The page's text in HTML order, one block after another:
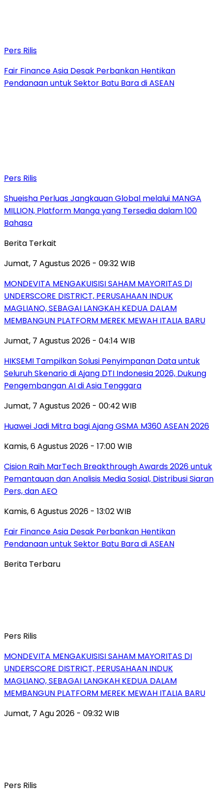
Pers Rilis
Fair Finance Asia Desak Perbankan Hentikan
Pendanaan untuk Sektor Batu Bara di ASEAN
Pers Rilis
Shueisha Perluas Jangkauan Global melalui MANGA
MILLION, Platform Manga yang Tersedia dalam 100
Bahasa
Berita Terkait
Jumat, 7 Agustus 2026 - 09:32 WIB
MONDEVITA MENGAKUISISI SAHAM MAYORITAS DI
UNDERSCORE DISTRICT, PERUSAHAAN INDUK
MAGLIANO, SEBAGAI LANGKAH KEDUA DALAM
MEMBANGUN PLATFORM MEREK MEWAH ITALIA BARU
Jumat, 7 Agustus 2026 - 04:14 WIB
HIKSEMI Tampilkan Solusi Penyimpanan Data untuk
Seluruh Skenario di Ajang DTI Indonesia 2026, Dukung
Pengembangan AI di Asia Tenggara
Jumat, 7 Agustus 2026 - 00:42 WIB
Huawei Jadi Mitra bagi Ajang GSMA M360 ASEAN 2026
Kamis, 6 Agustus 2026 - 17:00 WIB
Cision Raih MarTech Breakthrough Awards 2026 untuk
Pemantauan dan Analisis Media Sosial, Distribusi Siaran
Pers, dan AEO
Kamis, 6 Agustus 2026 - 13:02 WIB
Fair Finance Asia Desak Perbankan Hentikan
Pendanaan untuk Sektor Batu Bara di ASEAN
Berita Terbaru
Pers Rilis
MONDEVITA MENGAKUISISI SAHAM MAYORITAS DI
UNDERSCORE DISTRICT, PERUSAHAAN INDUK
MAGLIANO, SEBAGAI LANGKAH KEDUA DALAM
MEMBANGUN PLATFORM MEREK MEWAH ITALIA BARU
Jumat, 7 Agu 2026 - 09:32 WIB
Pers Rilis